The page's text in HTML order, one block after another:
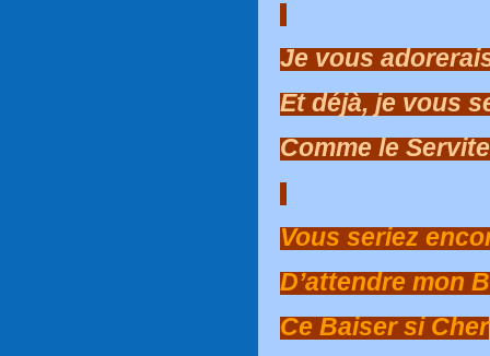
Je vous
Et déjà, je vous
Comme le
Vous seriez
D’attendre mon
Ce Baiser si Cher